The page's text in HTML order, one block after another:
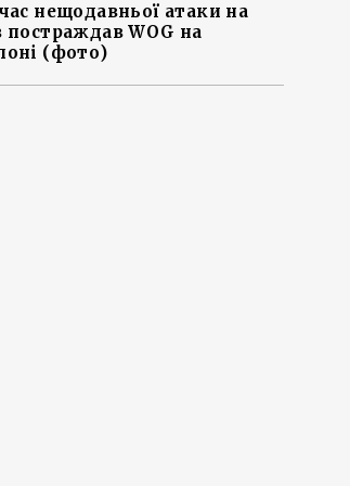
нещодавньої атаки на
постраждав WOG на
(фото)